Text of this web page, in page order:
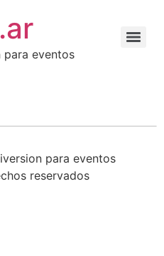
para eventos
para eventos
reservados